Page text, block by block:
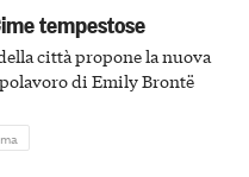
tempestose
città propone la nuova
di Emily Brontë